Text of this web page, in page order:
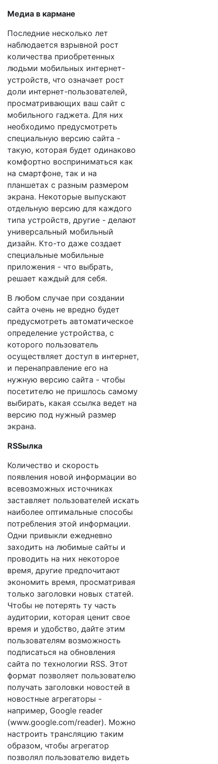
Медиа в кармане
Последние несколько лет
наблюдается взрывной рост
количества приобретенных
людьми мобильных интернет-
устройств, что означает рост
доли интернет-пользователей,
просматривающих ваш сайт с
мобильного гаджета. Для них
необходимо предусмотреть
специальную версию сайта -
такую, которая будет одинаково
комфортно восприниматься как
на смартфоне, так и на
планшетах с разным размером
экрана. Некоторые выпускают
отдельную версию для каждого
типа устройств, другие - делают
универсальный мобильный
дизайн. Кто-то даже создает
специальные мобильные
приложения - что выбрать,
решает каждый для себя.
В любом случае при создании
сайта очень не вредно будет
предусмотреть автоматическое
определение устройства, с
которого пользователь
осуществляет доступ в интернет,
и перенаправление его на
нужную версию сайта - чтобы
посетителю не пришлось самому
выбирать, какая ссылка ведет на
версию под нужный размер
экрана.
RSSылка
Количество и скорость
появления новой информации во
всевозможных источниках
заставляет пользователей искать
наиболее оптимальные способы
потребления этой информации.
Одни привыкли ежедневно
заходить на любимые сайты и
проводить на них некоторое
время, другие предпочитают
экономить время, просматривая
только заголовки новых статей.
Чтобы не потерять ту часть
аудитории, которая ценит свое
время и удобство, дайте этим
пользователям возможность
подписаться на обновления
сайта по технологии RSS. Этот
формат позволяет пользователю
получать заголовки новостей в
новостные агрегаторы -
например, Google reader
(www.google.com/reader). Можно
настроить трансляцию таким
образом, чтобы агрегатор
позволял пользователю видеть